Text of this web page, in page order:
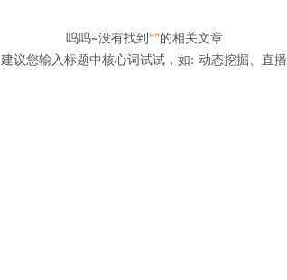
呜呜~没有找到 “”的相关文章
建议您输入标题中核心词试试，如: 动态挖掘、直播